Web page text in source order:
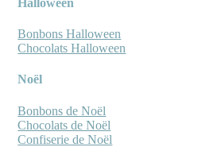
Bonbons Halloween
Chocolats Halloween
Noël
Bonbons de Noël
Chocolats de Noël
Confiserie de Noël